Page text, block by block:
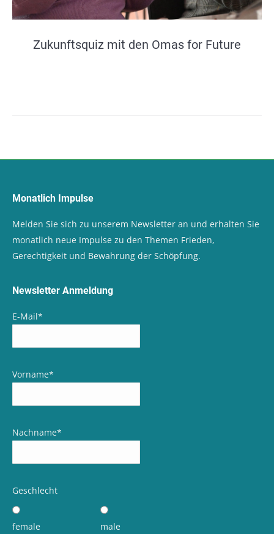
Zukunftsquiz mit den Omas for Future
Monatlich Impulse
Melden Sie sich zu unserem Newsletter an und erhalten Sie
monatlich neue Impulse zu den Themen Frieden,
Gerechtigkeit und Bewahrung der Schöpfung.
Newsletter Anmeldung
E-Mail*
Vorname*
Nachname*
Geschlecht
female male